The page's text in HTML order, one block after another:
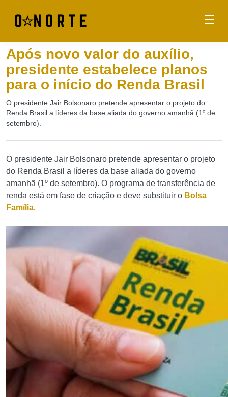
Após novo valor do auxílio,
presidente estabelece planos
para o início do Renda Brasil
O presidente Jair Bolsonaro pretende apresentar o projeto do
Renda Brasil a líderes da base aliada do governo amanhã (1º de
setembro).
O presidente Jair Bolsonaro pretende apresentar o projeto
do Renda Brasil a líderes da base aliada do governo
amanhã (1º de setembro). O programa de transferência de
renda está em fase de criação e deve substituir o Bolsa
Família.